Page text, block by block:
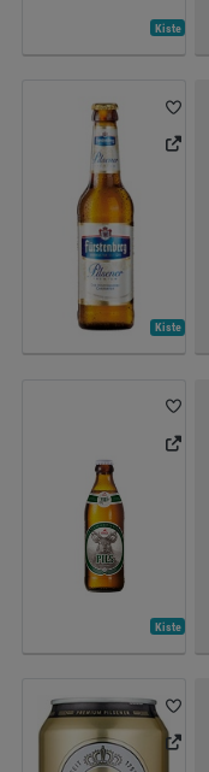
Kiste
Kiste
Kiste